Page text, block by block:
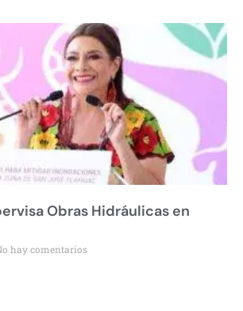
Obras Hidráulicas en
hay comentarios